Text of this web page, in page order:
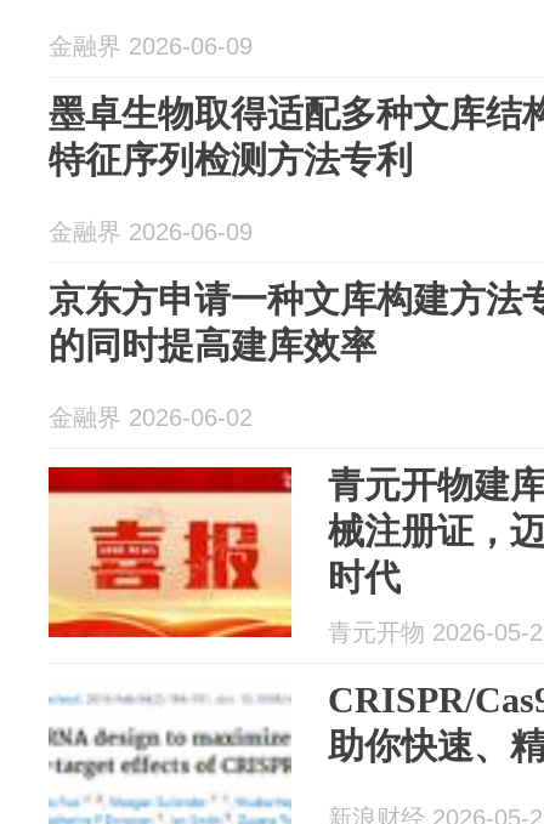
金融界 2026-06-09
墨卓生物取得适配多种文库结
特征序列检测方法专利
金融界 2026-06-09
京东方申请一种文库构建方法
的同时提高建库效率
金融界 2026-06-02
青元开物建
械注册证，
时代
青元开物 2026-05-
CRISPR/
助你快速、
新浪财经 2026-05-